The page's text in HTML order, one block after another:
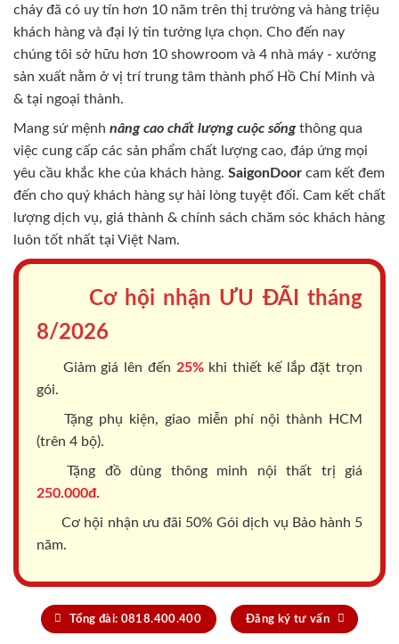
cháy đã có uy tín hơn 10 năm trên thị trường và hàng triệu
khách hàng và đại lý tin tưởng lựa chọn. Cho đến nay
chúng tôi sở hữu hơn 10 showroom và 4 nhà máy - xưởng
sản xuất nằm ở vị trí trung tâm thành phố Hồ Chí Minh và
& tại ngoại thành.
Mang sứ mệnh nâng cao chất lượng cuộc sốngthông qua
việc cung cấp các sản phẩm chất lượng cao, đáp ứng mọi
yêu cầu khắc khe của khách hàng. SaigonDoor cam kết đem
đến cho quý khách hàng sự hài lòng tuyệt đối. Cam kết chất
lượng dịch vụ, giá thành & chính sách chăm sóc khách hàng
luôn tốt nhất tại Việt Nam.
Cơ hội nhận ƯU ĐÃI tháng
8/2026
Giảm giá lên đến 25%khi thiết kế lắp đặt trọn
gói.
Tặng phụ kiện, giao miễn phí nội thành HCM
(trên 4 bộ).
Tặng đồ dùng thông minh nội thất trị giá
250.000đ.
Cơ hội nhận ưu đãi 50% Gói dịch vụ Bảo hành 5
năm.
Tổng đài: 0818.400.400 Đăng ký tư vấn